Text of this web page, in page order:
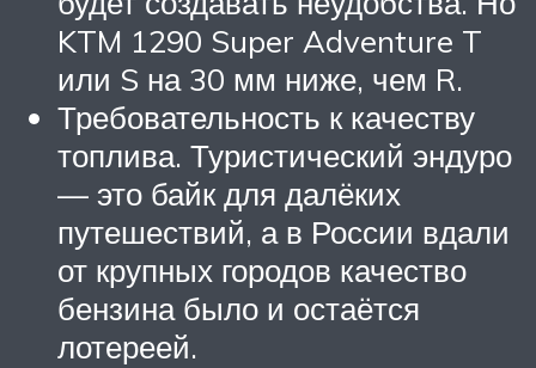
KTM 1290 Super Adventure T
или S на 30 мм ниже, чем R.
Требовательность к качеству
топлива. Туристический эндуро
— это байк для далёких
путешествий, а в России вдали
от крупных городов качество
бензина было и остаётся
лотереей.